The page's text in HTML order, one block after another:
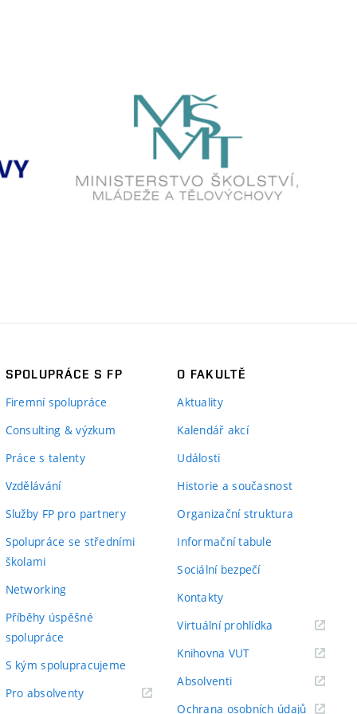
SPOLUPRÁCE S FP
Firemní spolupráce
Consulting & výzkum
Práce s talenty
Vzdělávání
Služby FP pro partnery
Spolupráce se středními
školami
Networking
Příběhy úspěšné
spolupráce
S kým spolupracujeme
Pro absolventy(externí
O FAKULTĚ
Aktuality
Kalendář akcí
Události
Historie a současnost
Organizační struktura
Informační tabule
Sociální bezpečí
Kontakty
Virtuální prohlídka
Knihovna VUT(externí
Absolventi(externí
Ochrana osobních údajů(externí